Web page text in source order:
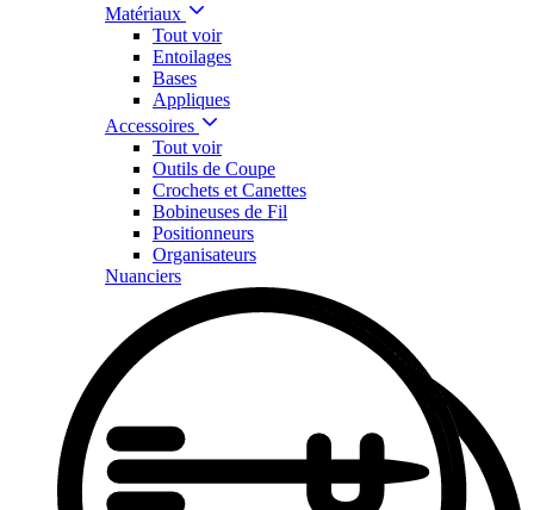
Matériaux
Tout voir
Entoilages
Bases
Appliques
Accessoires
Tout voir
Outils de Coupe
Crochets et Canettes
Bobineuses de Fil
Positionneurs
Organisateurs
Nuanciers